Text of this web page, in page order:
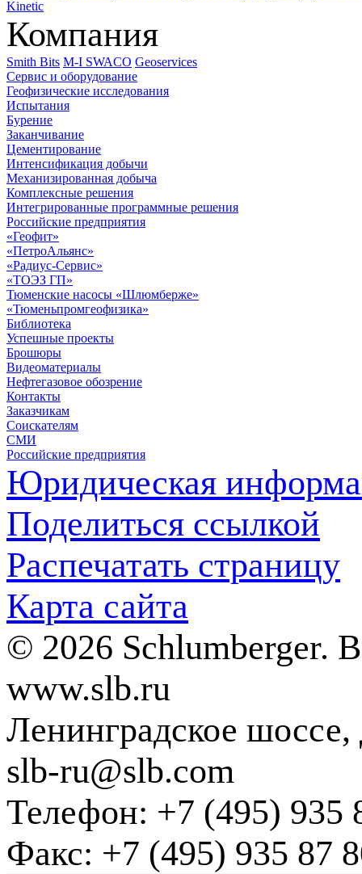
Kinetic
Компания
Smith Bits M-I SWACO Geoservices
Сервис и оборудование
Геофизические исследования
Испытания
Бурение
Заканчивание
Цементирование
Интенсификация добычи
Механизированная добыча
Комплексные решения
Интегрированные программные решения
Российские предприятия
«Геофит»
«ПетроАльянс»
«Радиус-Сервис»
«ТОЭЗ ГП»
Тюменские насосы «Шлюмберже»
«Тюменьпромгеофизика»
Библиотека
Успешные проекты
Брошюры
Видеоматериалы
Нефтегазовое обозрение
Контакты
Заказчикам
Соискателям
СМИ
Российские предприятия
Юридическая
Поделиться ссылкой
Распечатать страницу
Карта сайта
© 2026 Schlumberger.
www.slb.ru
Ленинградское
slb-ru@slb.com
Телефон: +7 (495) 935
Факс: +7 (495) 935 87